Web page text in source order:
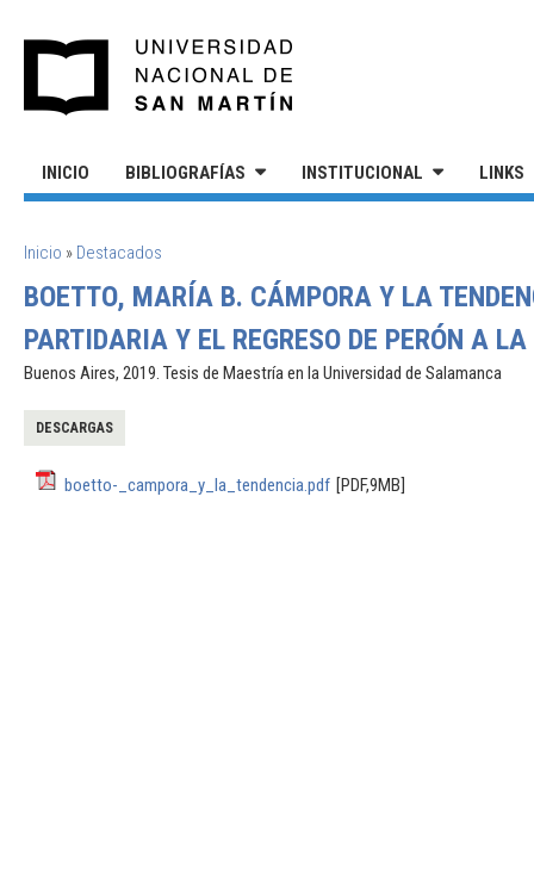
INICIO BIBLIOGRAFÍAS INSTITUCIONAL LINKS
SE ENCUENTRA USTED AQUÍ
Inicio » Destacados
BOETTO, MARÍA B. CÁMPORA Y LA
PARTIDARIA Y EL REGRESO DE PERÓN A
Buenos Aires, 2019. Tesis de Maestría en la Universidad de Salamanca
DESCARGAS
boetto-_campora_y_la_tendencia.pdf [PDF,9MB]